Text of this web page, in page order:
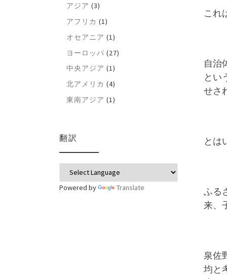
これ
自治
とい
せさ
とは
ふる
来、
泉佐
均と
アジア (3)
アフリカ (1)
オセアニア (1)
ヨーロッパ (27)
中央アジア (1)
北アメリカ (4)
東南アジア (1)
翻訳
Powered by Translate